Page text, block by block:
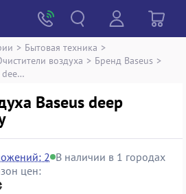
> Бытовая техника >
воздуха > Бренд Baseus >
Очиститель воздуха Baseus deep (acjhq01 01)
Baseus deep
2 В наличии в 1 городах
цен: